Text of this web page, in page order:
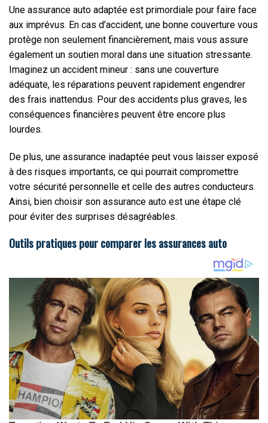
Une assurance auto adaptée est primordiale pour faire face
aux imprévus. En cas d’accident, une bonne couverture vous
protège non seulement financièrement, mais vous assure
également un soutien moral dans une situation stressante.
Imaginez un accident mineur : sans une couverture
adéquate, les réparations peuvent rapidement engendrer
des frais inattendus. Pour des accidents plus graves, les
conséquences financières peuvent être encore plus
lourdes.
De plus, une assurance inadaptée peut vous laisser exposé
à des risques importants, ce qui pourrait compromettre
votre sécurité personnelle et celle des autres conducteurs.
Ainsi, bien choisir son assurance auto est une étape clé
pour éviter des surprises désagréables.
Outils pratiques pour comparer les assurances auto